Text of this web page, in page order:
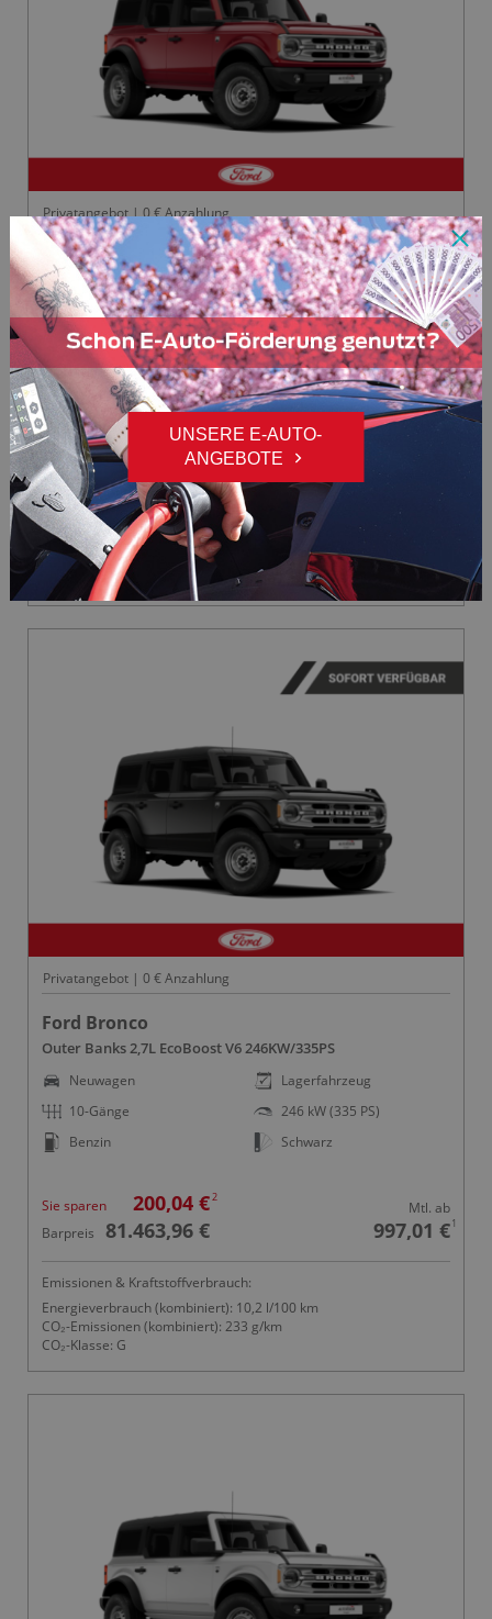
Privatangebot | 0 € Anzahlung
Ford Bronco
Outer Banks 2,7L EcoBoost V6 246KW/335PS
Neuwagen
10-Gänge
Benzin
Lagerfahrzeug
246 kW (335 PS)
Rot
Sie sparen 1.390,03 €2
Barpreis 80.373,97 €
Emissionen & Kraftstoffverbrauch:
Energieverbrauch (kombiniert): 11,3 l/100 km
CO₂-Emissionen (kombiniert): 326 g/km
CO₂-Klasse: G
Privatangebot | 0 € Anzahlung
Ford Bronco
Outer Banks 2,7L EcoBoost V6 246KW/335PS
Neuwagen
10-Gänge
Benzin
Lagerfahrzeug
246 kW (335 PS)
Schwarz
Sie sparen 200,04 € 2
Barpreis 81.463,96 €
Mtl. ab
997,01 €1
Emissionen & Kraftstoffverbrauch:
Energieverbrauch (kombiniert): 10,2 l/100 km
CO₂-Emissionen (kombiniert): 233 g/km
CO₂-Klasse: G
UNSERE E-AUTO-
ANGEBOTE